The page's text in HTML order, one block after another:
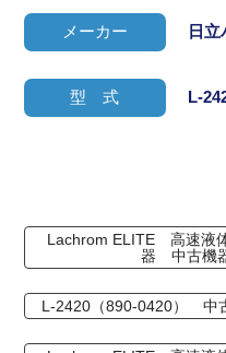
メーカー 日
型 式 L-
Lachrom ELITE 高速液
器 中古機
L-2420（890-0420） 中